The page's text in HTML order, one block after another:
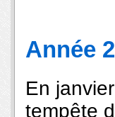
Année
En
tempête